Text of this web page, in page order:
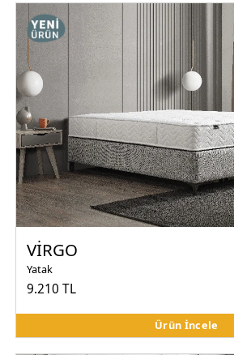
VİRGO
Yatak
9.210 TL
Ürün İncele